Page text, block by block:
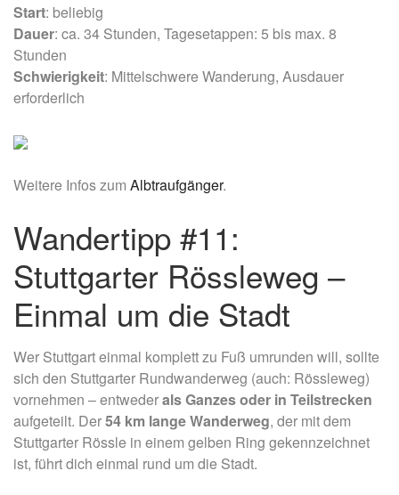
Start: beliebig
Dauer: ca. 34 Stunden, Tagesetappen: 5 bis max. 8
Stunden
Schwierigkeit: Mittelschwere Wanderung, Ausdauer
erforderlich
Weitere Infos zum Albtraufgänger.
Wandertipp #11:
Stuttgarter Rössleweg –
Einmal um die Stadt
Wer Stuttgart einmal komplett zu Fuß umrunden will, sollte
sich den Stuttgarter Rundwanderweg (auch: Rössleweg)
vornehmen – entwederals Ganzes oder in Teilstrecken
aufgeteilt. Der54 km lange Wanderweg, der mit dem
Stuttgarter Rössle in einem gelben Ring gekennzeichnet
ist, führt dich einmal rund um die Stadt.